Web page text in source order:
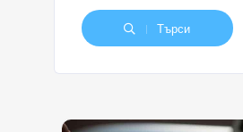
Търси